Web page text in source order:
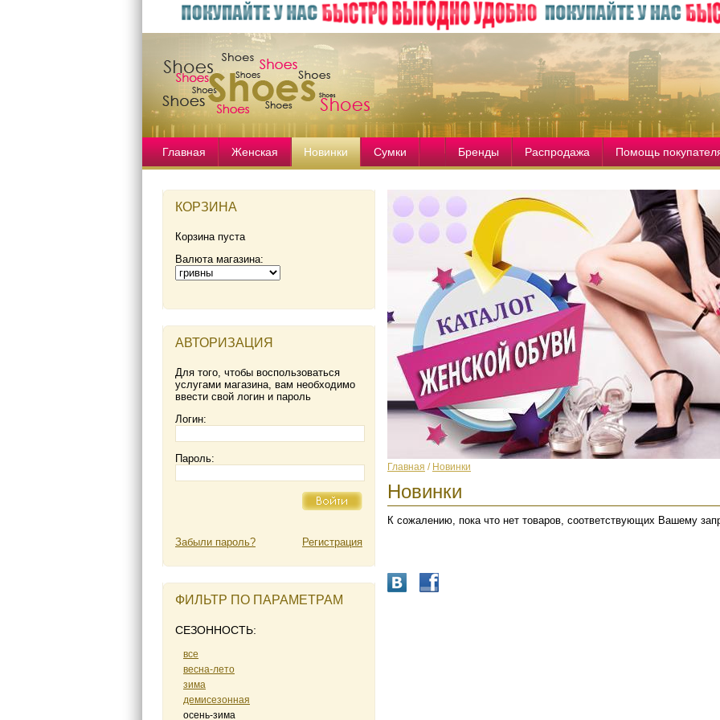
Главная Женская Новинки Сумки Бренды Распродажа Помощь
КОРЗИНА
Корзина пуста
Валюта магазина:
АВТОРИЗАЦИЯ
Для того, чтобы воспользоваться
услугами магазина, вам необходимо
ввести свой логин и пароль
Логин:
Пароль:
Забыли пароль? Регистрация
ФИЛЬТР ПО ПАРАМЕТРАМ
СЕЗОННОСТЬ:
все
весна-лето
зима
демисезонная
осень-зима
Главная / Новинки
Новинки
К сожалению, пока что нет товаров, соответствующих Вашему